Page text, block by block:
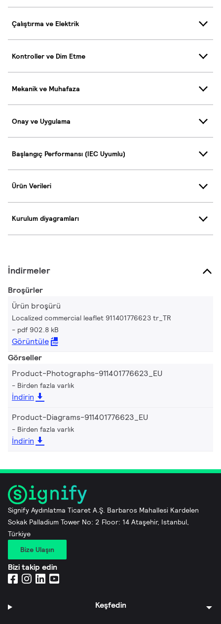
Çalıştırma ve Elektrik
Kontroller ve Dim Etme
Mekanik ve Muhafaza
Onay ve Uygulama
Başlangıç Performansı (IEC Uyumlu)
Ürün Verileri
Kurulum diyagramları
İndirmeler
Broşürler
Ürün broşürü
Localized commercial leaflet 911401776623 tr_TR
pdf 902.8 kB
Görüntüle
Görseller
Product-Photographs-911401776623_EU
Birden fazla varlık
İndirin
Product-Diagrams-911401776623_EU
Birden fazla varlık
İndirin
Signify Aydınlatma Ticaret A.Ş. Barbaros Mahallesi Kardelen
Sokak Palladium Tower No: 2 Floor: 14 Ataşehir, Istanbul,
Türkiye
Bize Ulaşın
Bizi takip edin
Keşfedin